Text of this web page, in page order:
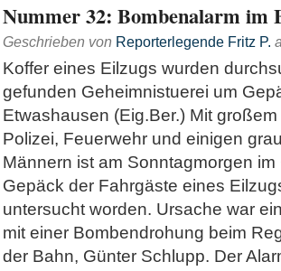
Nummer 32: Bombenalarm im
Geschrieben von Reporterlegende Fritz P.
Koffer eines Eilzugs wurden
gefunden Geheimnistuerei um
Etwashausen (Eig.Ber.) Mit
Polizei, Feuerwehr und einigen
Männern ist am Sonntagmorgen
Gepäck der Fahrgäste eines
untersucht worden. Ursache war
mit einer Bombendrohung beim
der Bahn, Günter Schlupp. Der